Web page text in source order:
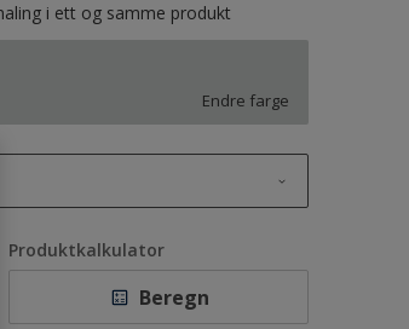
i ett og samme produkt
Endre farge
Produktkalkulator
Beregn